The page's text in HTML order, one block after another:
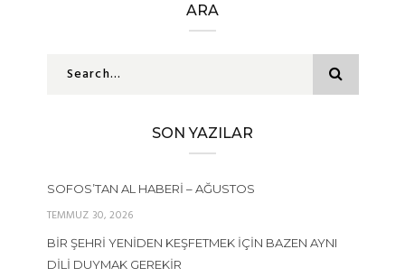
ARA
SON YAZILAR
SOFOS’TAN AL HABERI – AĞUSTOS
TEMMUZ 30, 2026
BIR ŞEHRI YENIDEN KEŞFETMEK İÇIN BAZEN AYNI
DILI DUYMAK GEREKIR